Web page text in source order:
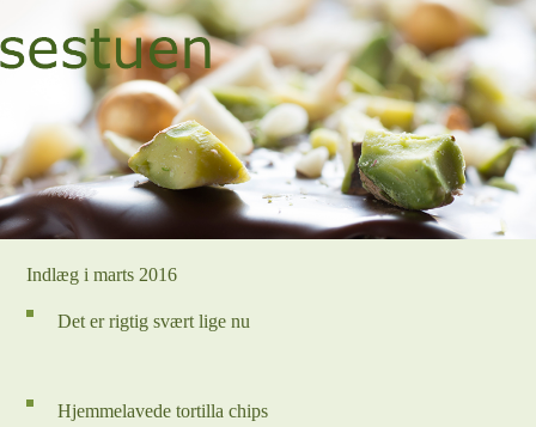
Indlæg i marts 2016
Det er rigtig svært lige nu
Hjemmelavede tortilla chips